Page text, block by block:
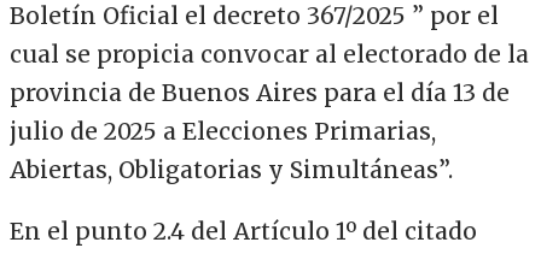
Boletín Oficial el decreto 367/2025 ” por el
cual se propicia convocar al electorado de la
provincia de Buenos Aires para el día 13 de
julio de 2025 a Elecciones Primarias,
Abiertas, Obligatorias y Simultáneas”.
En el punto 2.4 del Artículo 1º del citado